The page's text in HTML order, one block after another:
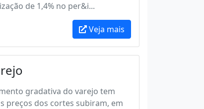
de 1,4% no per&i...
Veja mais
gradativa do varejo tem
preços dos cortes subiram, em